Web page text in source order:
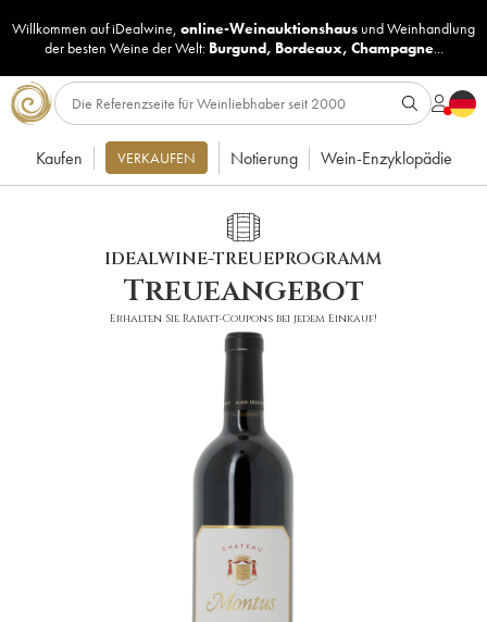
Willkommen auf iDealwine, online-Weinauktionshaus undWeinhandlung
der besten Weine der Welt: Burgund, Bordeaux, Champagne...
Kaufen VERKAUFEN Notierung Wein-Enzyklopädie
IDEALWINE-TREUEPROGRAMM
Treueangebot
Erhalten Sie Rabatt-Coupons bei jedem Einkauf!